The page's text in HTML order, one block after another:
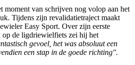
moment van schrijven nog volop aan het
Tijdens zijn revalidatietraject maakt
Easy Sport. Over zijn eerste
op de ligdriewielfiets zei hij het
gevoel, het was absoluut een
een stap in de goede richting".